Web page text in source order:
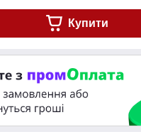
Купити